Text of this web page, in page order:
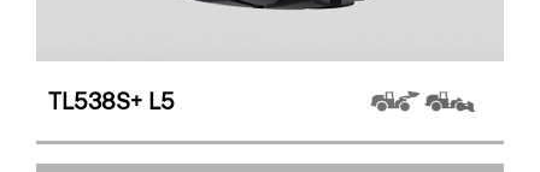
TL538S+ L5